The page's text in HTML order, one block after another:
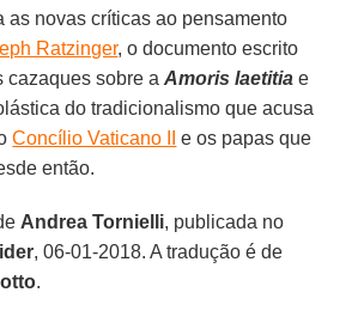
as novas críticas ao pensamento
Ratzinger, o documento escrito
cazaques sobre aAmoris laetitia e
do tradicionalismo que acusa
Concílio Vaticano II
e os papas que
então.
Andrea Tornielli, publicada no
, 06-01-2018. A tradução é de
.